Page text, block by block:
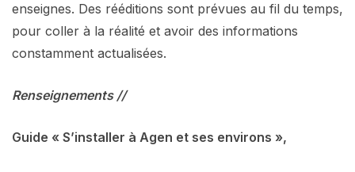
enseignes. Des rééditions sont prévues au fil du temps,
pour coller à la réalité et avoir des informations
constamment actualisées.
Renseignements //
Guide « S’installer à Agen et ses environs »,